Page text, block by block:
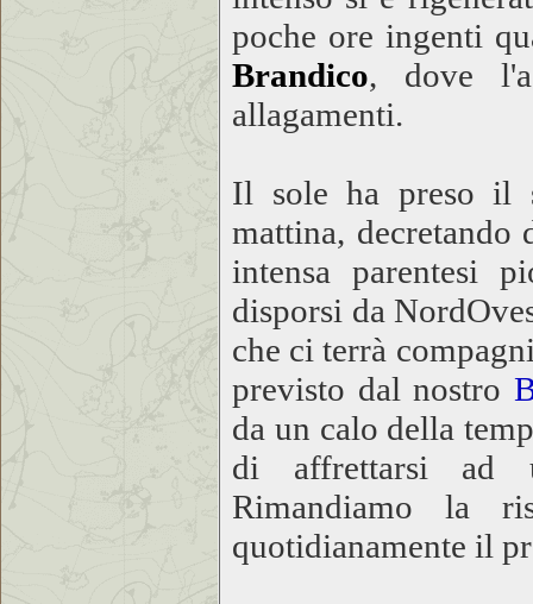
poche ore ingenti
Brandico, dove
allagamenti.
Il sole ha preso il
mattina,
intensa parentesi
disporsi da
che ci terrà
previsto dal nostro
da un calo della
di affrettarsi ad
Rimandiamo la
quotidianamente il